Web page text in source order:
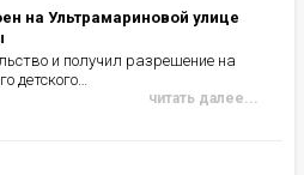
на Ультрамариновой улице
и получил разрешение на
детского…
читать далее...